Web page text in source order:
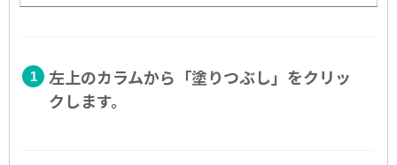
左上のカラムから「塗りつぶし」をクリッ
クします。